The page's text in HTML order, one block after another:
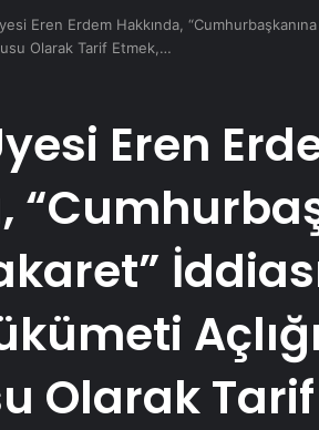
Eren Erdem Hakkında,
Olarak Tarif Etmek,…
Eren
Olarak